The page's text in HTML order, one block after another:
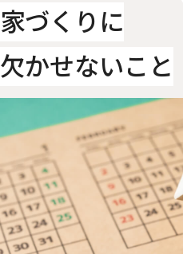
家づくりに
欠かせないこと